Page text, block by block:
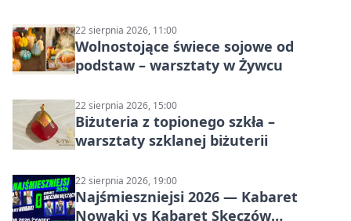
22 sierpnia 2026, 11:00
Wolnostojące świece sojowe od
podstaw – warsztaty w Żywcu
22 sierpnia 2026, 15:00
Biżuteria z topionego szkła –
warsztaty szklanej biżuterii
22 sierpnia 2026, 19:00
Najśmieszniejsi 2026 — Kabaret
Nowaki vs Kabaret Skeczów